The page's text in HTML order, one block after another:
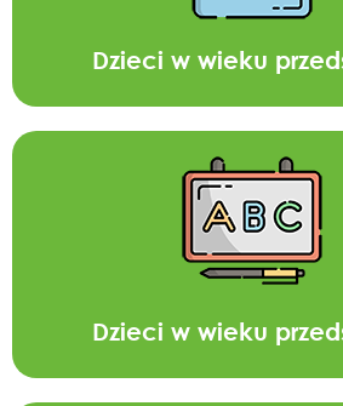
Dzieci w wieku
Dzieci w wieku